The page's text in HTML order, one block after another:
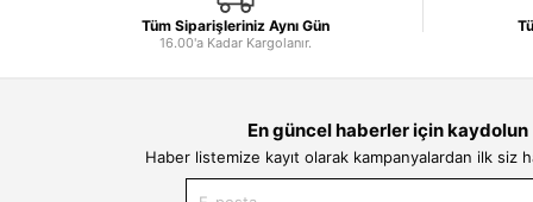
Tüm Siparişleriniz Aynı Gün
16.00'a Kadar Kargolanır.
En güncel haberler için kaydolun
Haber listemize kayıt olarak kampanyalardan ilk siz